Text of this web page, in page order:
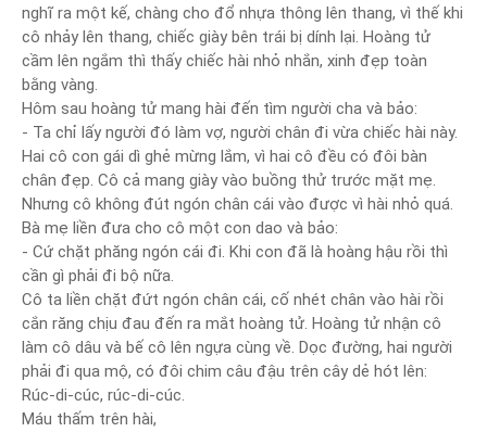
nghĩ ra một kế, chàng cho đổ nhựa thông lên thang, vì thế khi
cô nhảy lên thang, chiếc giày bên trái bị dính lại. Hoàng tử
cầm lên ngắm thì thấy chiếc hài nhỏ nhắn, xinh đẹp toàn
bằng vàng.
Hôm sau hoàng tử mang hài đến tìm người cha và bảo:
- Ta chỉ lấy người đó làm vợ, người chân đi vừa chiếc hài này.
Hai cô con gái dì ghẻ mừng lắm, vì hai cô đều có đôi bàn
chân đẹp. Cô cả mang giày vào buồng thử trước mặt mẹ.
Nhưng cô không đút ngón chân cái vào được vì hài nhỏ quá.
Bà mẹ liền đưa cho cô một con dao và bảo:
- Cứ chặt phăng ngón cái đi. Khi con đã là hoàng hậu rồi thì
cần gì phải đi bộ nữa.
Cô ta liền chặt đứt ngón chân cái, cố nhét chân vào hài rồi
cắn răng chịu đau đến ra mắt hoàng tử. Hoàng tử nhận cô
làm cô dâu và bế cô lên ngựa cùng về. Dọc đường, hai người
phải đi qua mộ, có đôi chim câu đậu trên cây dẻ hót lên:
Rúc-di-cúc, rúc-di-cúc.
Máu thấm trên hài,